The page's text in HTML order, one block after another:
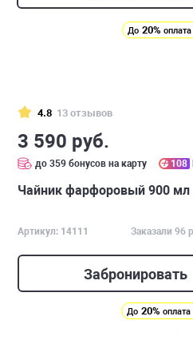
До 20%
4.8 13 отзывов
3 590 руб.
до 359 бонусов на карту 108
Чайник фарфоровый 900 мл
Артикул: 14111 Заказали 96
Забронировать
До 20%